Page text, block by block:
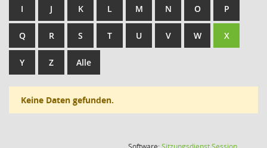
I J K L M N O P
Q R S T U V W X
Y Z Alle
Keine Daten gefunden.
(Wird in